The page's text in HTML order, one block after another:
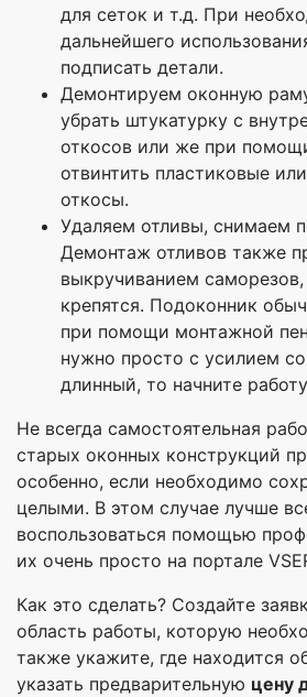
для сеток и т.д. При
дальнейшего
подписать детали.
Демонтируем оконную
убрать штукатурку с
откосов или же при
отвинтить пластиковые
откосы.
Удаляем отливы, снимаем
Демонтаж отливов также
выкручиванием
крепятся. Подоконник
при помощи монтажной
нужно просто с усилием
длинный, то начните
Не всегда самостоятельная
старых оконных конструкций
особенно, если необходимо
целыми. В этом случае лучше
воспользоваться помощью
их очень просто на портале
Как это сделать? Создайте
область работы, которую
также укажите, где находится
указать предварительную цену